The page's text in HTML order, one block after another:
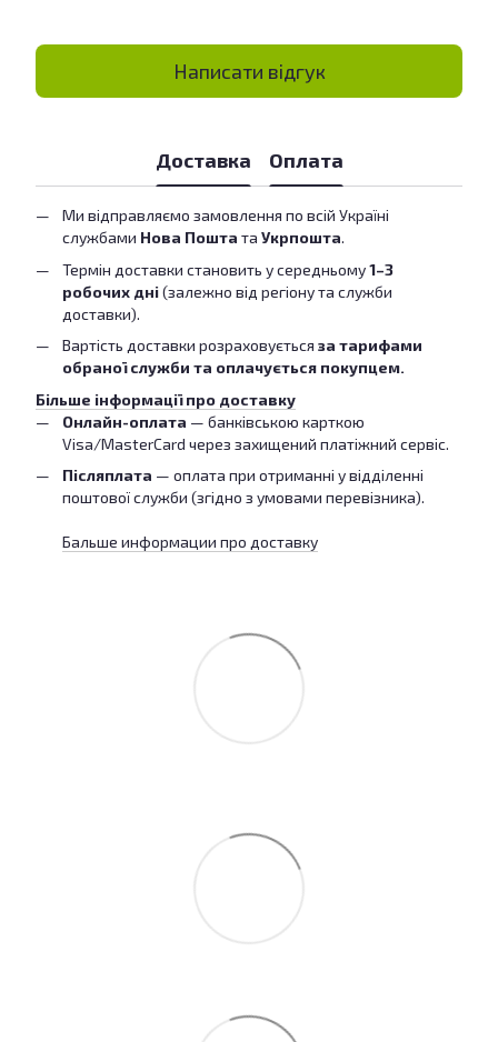
Написати відгук
Доставка Оплата
Ми відправляємо замовлення по всій Україні
службами Нова Пошта та Укрпошта.
Термін доставки становить у середньому1–3
робочих дні(залежно від регіону та служби
доставки).
Вартість доставки розраховується за тарифами
обраної служби та оплачується покупцем.
Більше інформації про доставку
Онлайн-оплата — банківською карткою
Visa/MasterCard через захищений платіжний сервіс.
Післяплата — оплата при отриманні у відділенні
поштової служби (згідно з умовами перевізника).
Бальше информации про доставку